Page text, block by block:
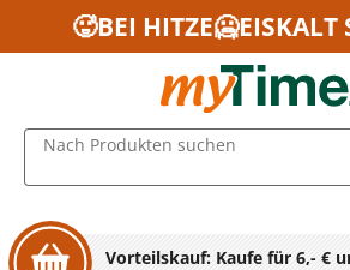
Zum Hauptinhalt springen
Zur Navigation springen
Zur Suche springen
🥵BEI
Nach Produkten suchen
Vorteilskauf: Kaufe für 6,- €